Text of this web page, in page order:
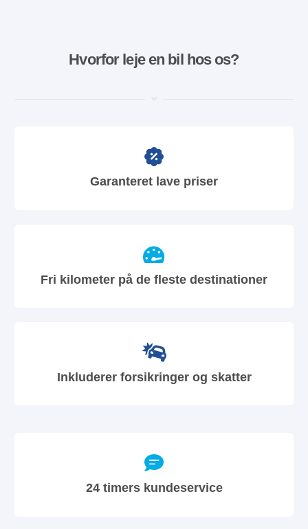
Hvorfor leje en bil hos os?
Garanteret lave priser
Fri kilometer på de fleste destinationer
Inkluderer forsikringer og skatter
24 timers kundeservice